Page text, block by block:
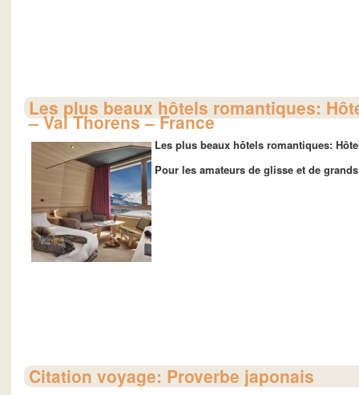
Les plus beaux hôtels romantiques:
– Val Thorens – France
Les plus beaux hôtels romantiques:
Pour les amateurs de glisse et de
Citation voyage: Proverbe japonais